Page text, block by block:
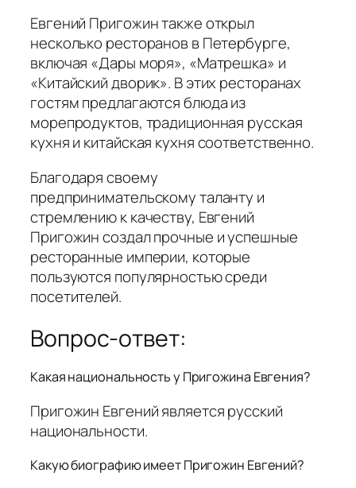
Евгений Пригожин также открыл
несколько ресторанов в Петербурге,
включая «Дары моря», «Матрешка» и
«Китайский дворик». В этих ресторанах
гостям предлагаются блюда из
морепродуктов, традиционная русская
кухня и китайская кухня соответственно.
Благодаря своему
предпринимательскому таланту и
стремлению к качеству, Евгений
Пригожин создал прочные и успешные
ресторанные империи, которые
пользуются популярностью среди
посетителей.
Вопрос-ответ:
Какая национальность у Пригожина Евгения?
Пригожин Евгений является русский
национальности.
Какую биографию имеет Пригожин Евгений?